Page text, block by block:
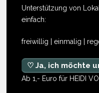
Unterstützung von
einfach:
freiwillig | einmalig |
♡ Ja, ich möchte
Ab 1,- Euro für HEIDI